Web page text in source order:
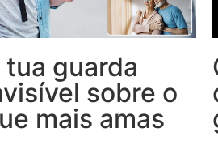
tua guarda
sobre o
mais amas